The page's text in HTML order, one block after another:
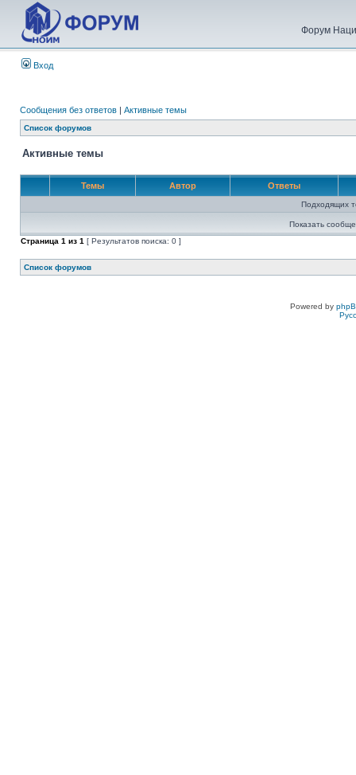
Форум
Вход
Сообщения без ответов | Активные темы
Список форумов
Активные темы
Темы Автор Ответы
Подходящих
Показать
Страница 1 из 1 [ Результатов поиска: 0 ]
Список форумов
Powered by